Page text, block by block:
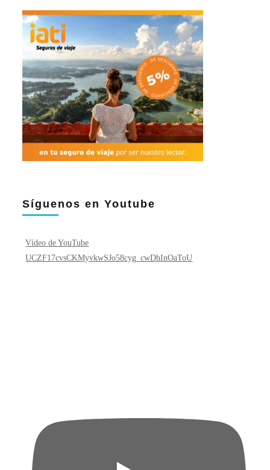
Síguenos en Youtube
Vídeo de YouTube
UCZF17cvsCKMyvkwSJo58cyg_cwDhInOaToU